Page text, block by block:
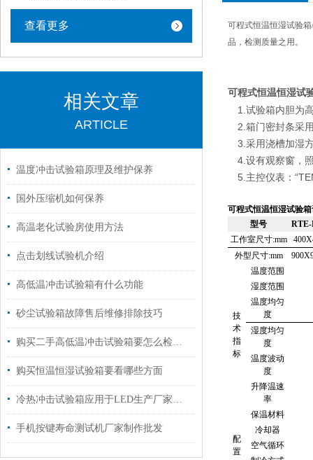
查看更多
相关文章
ARTICLE
温度冲击试验箱原理及维护保养
国外压缩机如何保养
高温老化试验房使用方法
点击划线试验机介绍
高低温冲击试验箱有什么功能
砂尘试验箱故障售后维修排除技巧
购买二手高低温冲击试验箱要怎么检查？
购买恒温恒湿试验箱要看哪些方面
冷热冲击试验箱应用于LED生产厂家质量检测
手机按键寿命测试机厂家制作批发
可程式恒温恒湿试验
品，检测质量之用。
可程式恒温恒湿试
1.试验箱内胆为
2.箱门密封条采
3.采用浇槽加湿
4.设有观察窗，
5.主控仪表：
可程式恒温恒湿试验箱
型号
RTE-
工作室尺寸:mm
外型尺寸:mm
技
术
指
标
温度范围
湿度范围
温度均匀
度
湿度均匀
度
温度波动
度
升降温速
率
配
置
保温材料
冷却器
空气循环